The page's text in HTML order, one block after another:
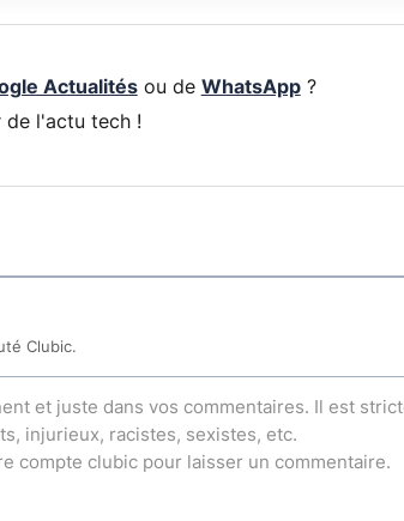
Actualitésou de WhatsApp?
de l'actu tech !
Clubic.